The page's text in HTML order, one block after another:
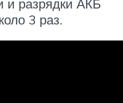
и разрядки АКБ
3 раз.